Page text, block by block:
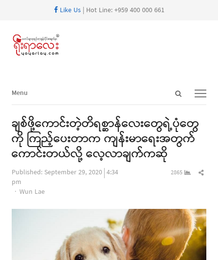
Like Us| Hot Line: +959 400 000 661
Open
Menu
Menu
ချစ်ဖို့ကောင်းတဲ့တိရစ္ဆာန်လေးတွေရဲ့ပုံတွေ
ကို ကြည့်ပေးတာက ကျန်းမာရေးအတွက်
ကောင်းတယ်လို့ လေ့လာချက်ကဆို
Published: September 29, 2020 4:34
pm
Author
Wun Lae
2865